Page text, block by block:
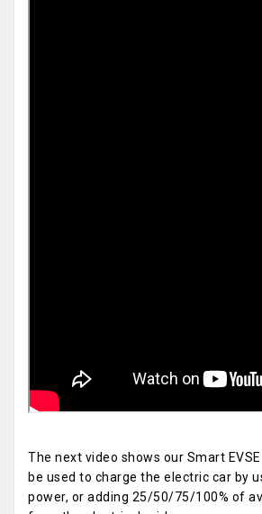
The next video shows our Smart
be used to charge the electric car by
power, or adding 25/50/75/100% of